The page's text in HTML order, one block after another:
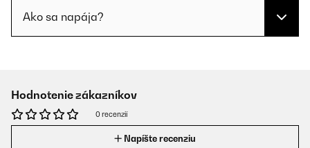
Ako sa napája?
Hodnotenie zákazníkov
0 recenzií
Napíšte recenziu